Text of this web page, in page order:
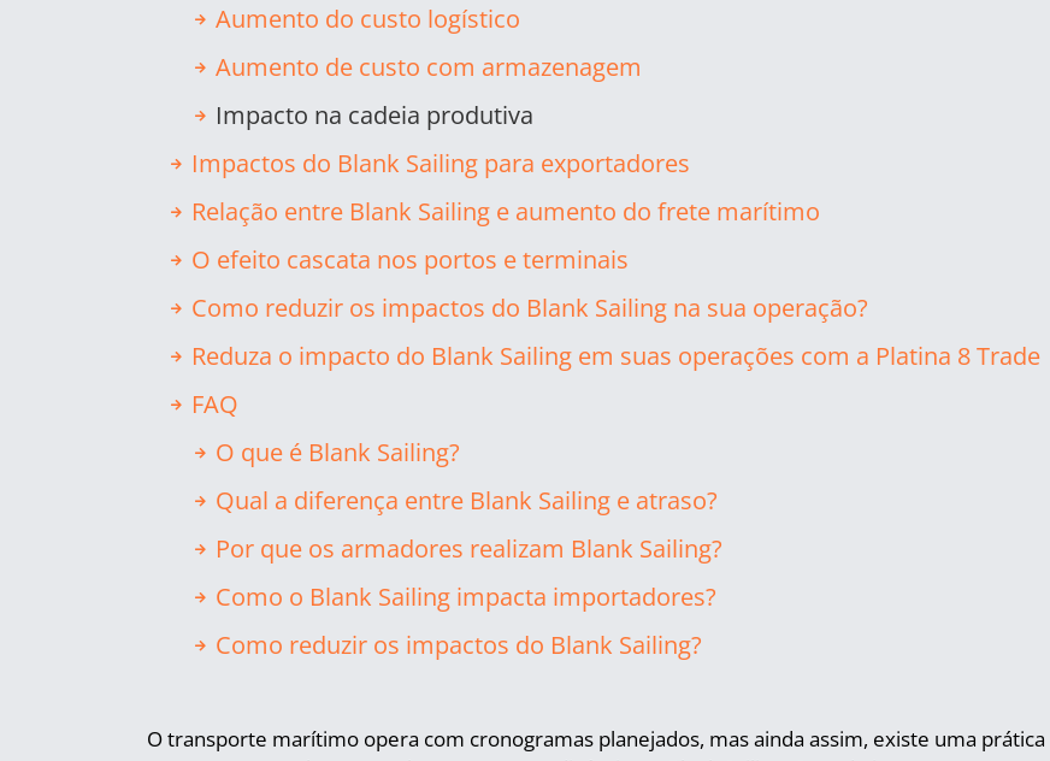
Aumento do custo logístico
Aumento de custo com armazenagem
Impacto na cadeia produtiva
Impactos do Blank Sailing para exportadores
Relação entre Blank Sailing e aumento do frete marítimo
O efeito cascata nos portos e terminais
Como reduzir os impactos do Blank Sailing na sua operação?
Reduza o impacto do Blank Sailing em suas operações com a Platina 8 Trade
FAQ
O que é Blank Sailing?
Qual a diferença entre Blank Sailing e atraso?
Por que os armadores realizam Blank Sailing?
Como o Blank Sailing impacta importadores?
Como reduzir os impactos do Blank Sailing?
O transporte marítimo opera com cronogramas planejados, mas ainda assim, existe uma prática